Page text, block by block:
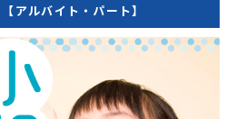
アルバイト・パート】